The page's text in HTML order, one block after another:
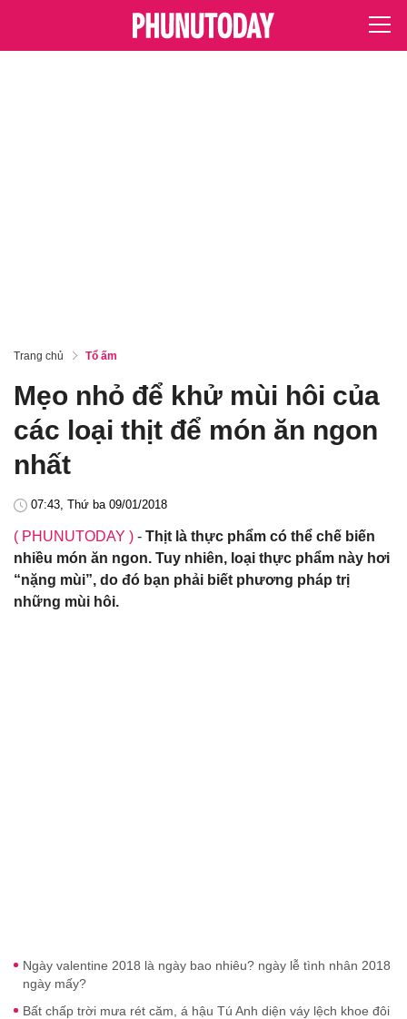
Trang chủ Tổ ấm
Mẹo nhỏ để khử mùi hôi của
các loại thịt để món ăn ngon
nhất
07:43, Thứ ba 09/01/2018
( PHUNUTODAY ) - Thịt là thực phẩm có thể chế biến
nhiều món ăn ngon. Tuy nhiên, loại thực phẩm này hơi
“nặng mùi”, do đó bạn phải biết phương pháp trị
những mùi hôi.
Ngày valentine 2018 là ngày bao nhiêu? ngày lễ tình nhân 2018
ngày mấy?
Bất chấp trời mưa rét căm, á hậu Tú Anh diện váy lệch khoe đôi